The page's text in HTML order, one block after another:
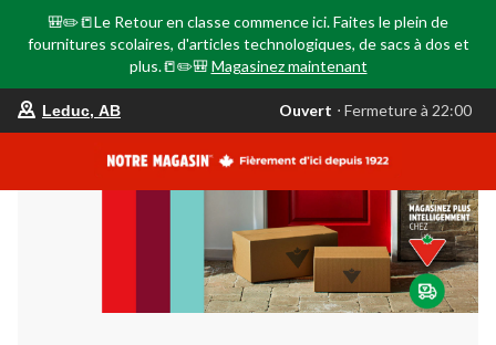
🎒✏️📒Le Retour en classe commence ici. Faites le plein de
fournitures scolaires, d'articles technologiques, de sacs à dos et
plus.📒✏️🎒 Magasinez maintenant
votre
est
AB,
Ouvert,
Fermeture
à
22:00
Leduc, AB Ouvert ⋅ Fermeture à 22:00